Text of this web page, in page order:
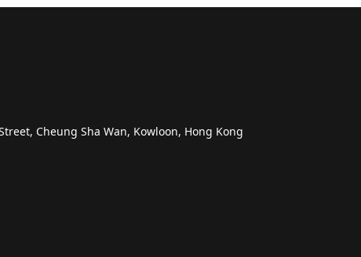
Cheung Sha Wan, Kowloon, Hong Kong